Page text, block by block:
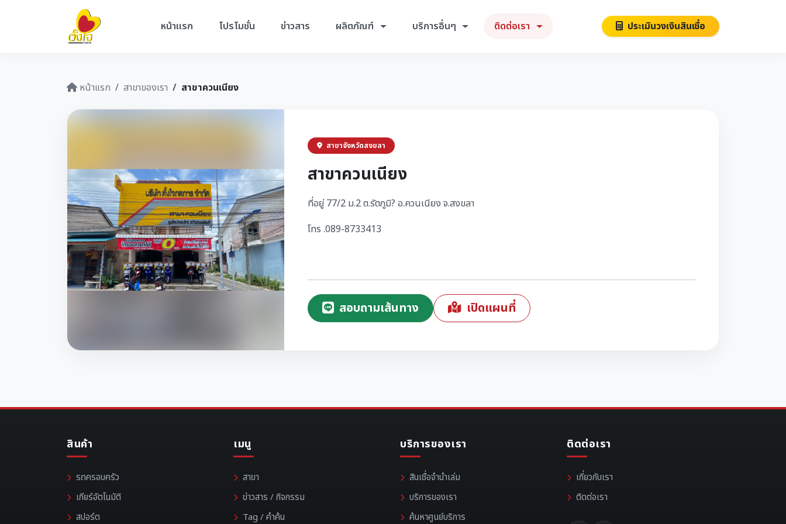
หน้าแรก โปรโมชั่น ข่าวสาร ผลิตภัณฑ์ บริการอื่นๆ ติดต่อเรา ประเมินวงเงินสินเชื่อ
หน้าแรก สาขาของเรา สาขาควนเนียง
สาขาจังหวัดสงขลา
สาขาควนเนียง
ที่อยู่ 77/2 ม.2 ต.รัตภูมิ? อ.ควนเนียง จ.สงขลา
โทร .089-8733413
สอบถามเส้นทาง เปิดแผนที่
สินค้า
รถครอบครัว
เกียร์อัตโนมัติ
สปอร์ต
เมนู
สาขา
ข่าวสาร / กิจกรรม
Tag / คำค้น
บริการของเรา
สินเชื่อจำนำเล่ม
บริการของเรา
ค้นหาศูนย์บริการ
ติดต่อเรา
เกี่ยวกับเรา
ติดต่อเรา